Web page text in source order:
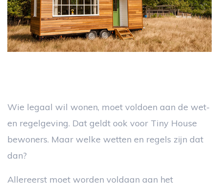
Wie legaal wil wonen, moet voldoen aan de wet-
en regelgeving. Dat geldt ook voor Tiny House
bewoners. Maar welke wetten en regels zijn dat
dan?
Allereerst moet worden voldaan aan het